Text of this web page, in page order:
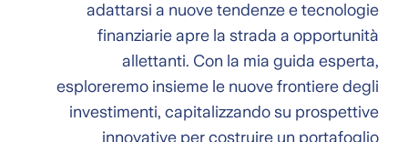
adattarsi a nuove tendenze e tecnologie
finanziarie apre la strada a opportunità
allettanti. Con la mia guida esperta,
esploreremo insieme le nuove frontiere degli
investimenti, capitalizzando su prospettive
innovative per costruire un portafoglio